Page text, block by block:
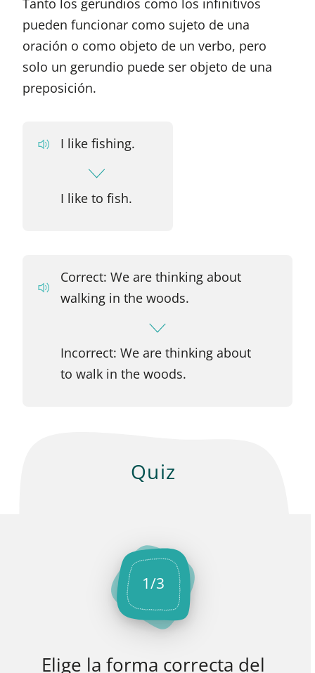
pueden funcionar como sujeto de una
oración o como objeto de un verbo, pero
solo un gerundio puede ser objeto de una
preposición.
I like fishing.
I like to fish.
Correct: We are thinking about
walking in the woods.
Incorrect: We are thinking about
to walk in the woods.
Quiz
1/3
Elige la forma correcta del